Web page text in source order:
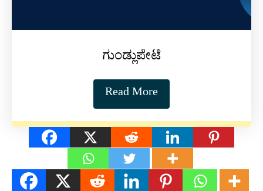
ಗುಂಡ್ಲುಪೇಟೆ
Read More